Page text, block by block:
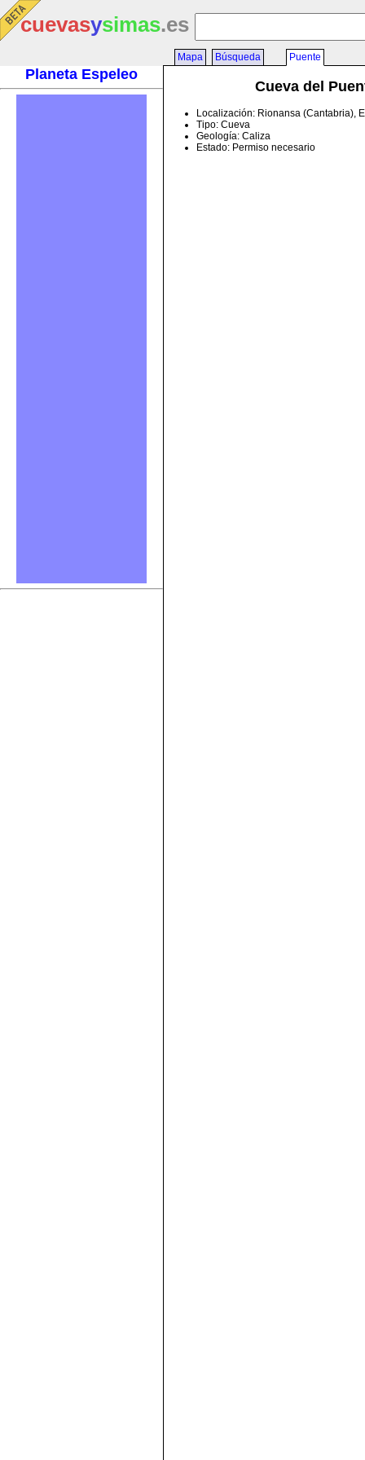
cuevasysimas.es
Planeta Espeleo
Mapa Búsqueda Puente
Cueva del
Localización: Rionansa (Cantabria),
Tipo: Cueva
Geología: Caliza
Estado: Permiso necesario